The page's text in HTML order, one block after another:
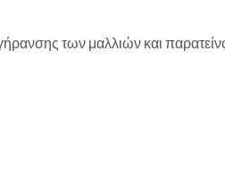
των μαλλιών και